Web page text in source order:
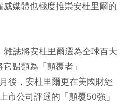
媒體也極度推崇安杜里爾的
誌將安杜里爾選為全球百大
歸類為「顛覆者」
後，安杜里爾更在美國財經
市公司評選的「顛覆50強」